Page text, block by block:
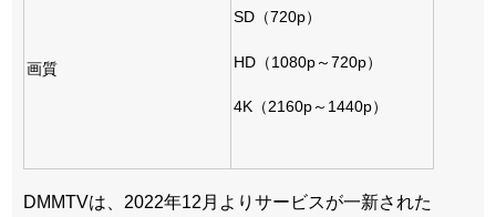
画質
SD（720p）
HD（1080p～720p）
4K（2160p～1440p）
DMMTVは、2022年12月よりサービスが一新された